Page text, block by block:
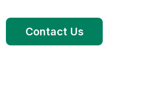
Contact Us